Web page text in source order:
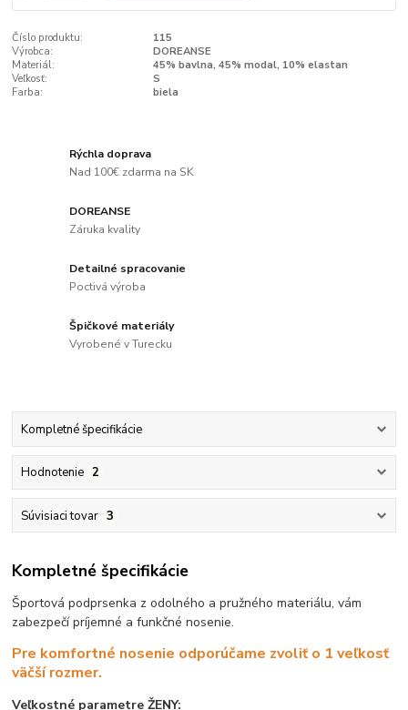
Číslo produktu:
115
Výrobca:
DOREANSE
Materiál:
45% bavlna, 45% modal, 10% elastan
Veľkosť:
S
Farba:
biela
Rýchla doprava
Nad 100€ zdarma na SK
DOREANSE
Záruka kvality
Detailné spracovanie
Poctivá výroba
Špičkové materiály
Vyrobené v Turecku
Kompletné špecifikácie
Hodnotenie 2
Súvisiaci tovar 3
Kompletné špecifikácie
Športová podprsenka z odolného a pružného materiálu, vám
zabezpečí príjemné a funkčné nosenie.
Pre komfortné nosenie odporúčame zvoliť o 1 veľkosť
väčší rozmer.
Veľkostné parametre ŽENY: